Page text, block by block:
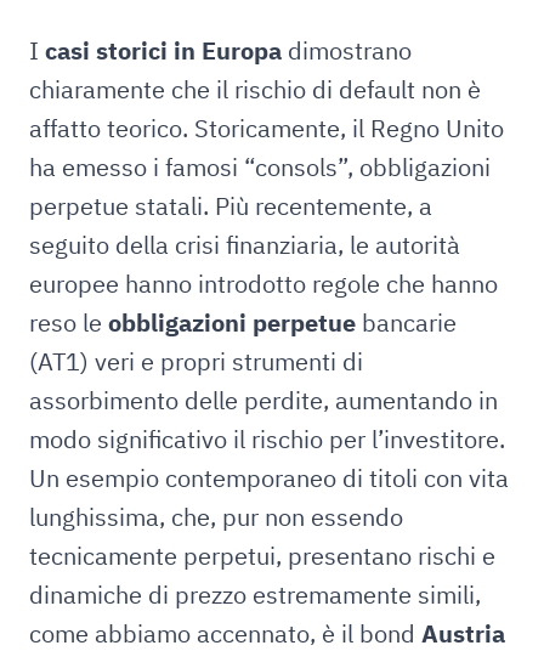
I casi storici in Europa dimostrano
chiaramente che il rischio di default non è
affatto teorico. Storicamente, il Regno Unito
ha emesso i famosi “consols”, obbligazioni
perpetue statali. Più recentemente, a
seguito della crisi finanziaria, le autorità
europee hanno introdotto regole che hanno
reso le obbligazioni perpetue bancarie
(AT1) veri e propri strumenti di
assorbimento delle perdite, aumentando in
modo significativo il rischio per l’investitore.
Un esempio contemporaneo di titoli con vita
lunghissima, che, pur non essendo
tecnicamente perpetui, presentano rischi e
dinamiche di prezzo estremamente simili,
come abbiamo accennato, è il bond Austria